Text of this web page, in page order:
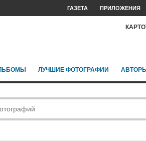
ГАЗЕТА ПРИЛОЖЕНИЯ
ЛУЧШИЕ ФОТОГРАФИИ АВТОРЫ